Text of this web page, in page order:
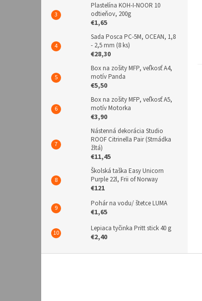
Plastelína KOH-I-NOOR 10
odtieňov, 200g
€1,65
Sada Posca PC-5M, OCEAN, 1,8
- 2,5 mm (8 ks)
€28,30
Box na zošity MFP, veľkosť A4,
motív Panda
€5,50
Box na zošity MFP, veľkosť A5,
motív Motorka
€3,90
Nástenná dekorácia Studio
ROOF Citrinella Pair (Strnádka
žltá)
€11,45
Školská taška Easy Unicorn
Purple 22l, Frii of Norway
€121
Pohár na vodu/ štetce LUMA
€1,65
Lepiaca tyčinka Pritt stick 40 g
€2,40